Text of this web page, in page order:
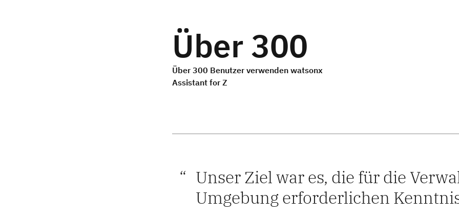
Über 300
Über 300 Benutzer verwenden watsonx
Assistant for Z
Unser Ziel war es, die für die
Umgebung erforderlichen